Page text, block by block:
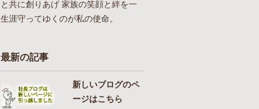
と共に創りあげ 家族の笑顔と絆を一
生涯守ってゆくのが私の使命。
最新の記事
新しいブログのペ
ージはこちら